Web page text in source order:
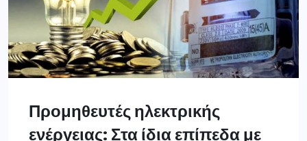
Προμηθευτές ηλεκτρικής
ενέργειας: Στα ίδια επίπεδα με